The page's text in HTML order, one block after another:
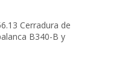
Cerradura de
B340-B y